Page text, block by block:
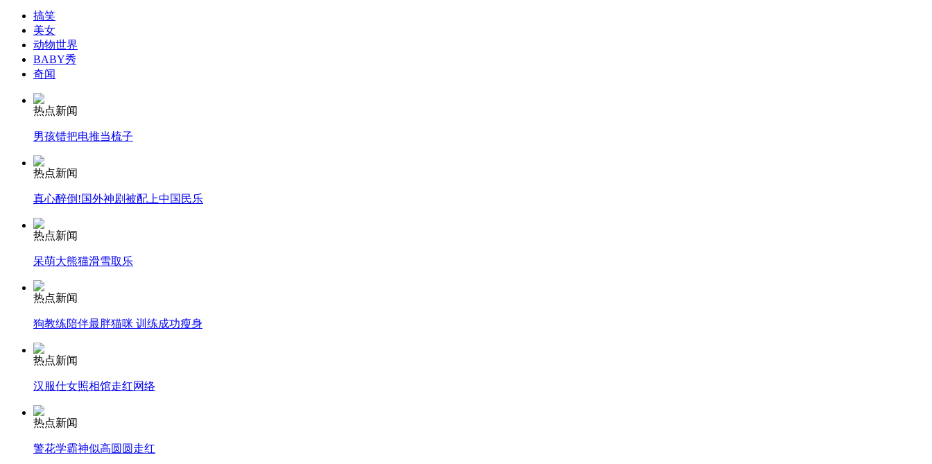
无痛分娩是否安全 医生回应
外交部：反对强权政治霸凌主义
外交部：有关国家言论片面不公正
安徽一实载49人客车翻车
走！跟着总书记去植树
消防员救轻生者 花炮节热闹非凡 减压"枕头大战"
纽约上演“枕头大战”
司机酒驾遇交警 急速倒车逃窜
搞笑
美女
动物世界
BABY秀
奇闻
热点新闻
男孩错把电推当梳子
热点新闻
真心醉倒!国外神剧被配上中国民乐
热点新闻
呆萌大熊猫滑雪取乐
热点新闻
狗教练陪伴最胖猫咪 训练成功瘦身
热点新闻
汉服仕女照相馆走红网络
热点新闻
警花学霸神似高圆圆走红